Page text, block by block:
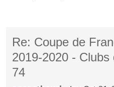
Re: Coupe de
2019-2020 - Clubs
74